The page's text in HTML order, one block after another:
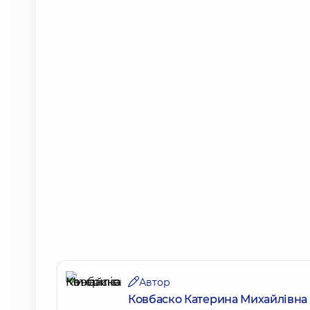
Автор
Ковбаско Катерина Михайлівна